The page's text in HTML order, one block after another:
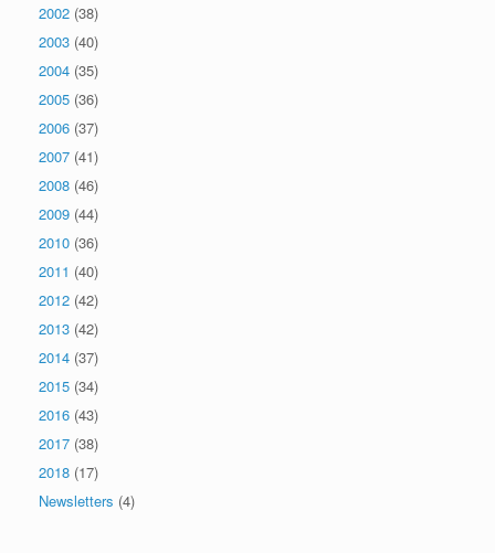
2002 (38)
2003 (40)
2004 (35)
2005 (36)
2006 (37)
2007 (41)
2008 (46)
2009 (44)
2010 (36)
2011 (40)
2012 (42)
2013 (42)
2014 (37)
2015 (34)
2016 (43)
2017 (38)
2018 (17)
Newsletters (4)